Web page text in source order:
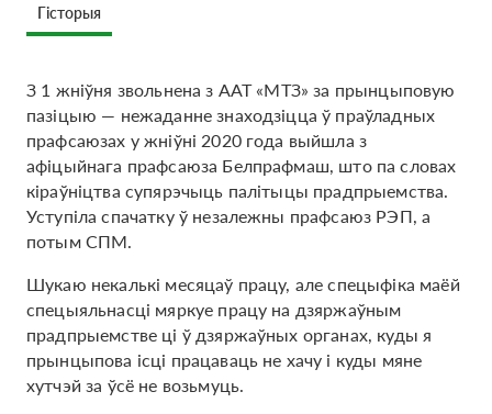
Гісторыя
З 1 жніўня звольнена з ААТ «МТЗ» за прынцыповую
пазіцыю — нежаданне знаходзіцца ў праўладных
прафсаюзах у жніўні 2020 года выйшла з
афіцыйнага прафсаюза Белпрафмаш, што па словах
кіраўніцтва супярэчыць палітыцы прадпрыемства.
Уступіла спачатку ў незалежны прафсаюз РЭП, а
потым СПМ.
Шукаю некалькі месяцаў працу, але спецыфіка маёй
спецыяльнасці мяркуе працу на дзяржаўным
прадпрыемстве ці ў дзяржаўных органах, куды я
прынцыпова ісці працаваць не хачу і куды мяне
хутчэй за ўсё не возьмуць.